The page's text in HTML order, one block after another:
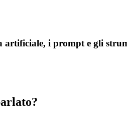
artificiale, i prompt e gli